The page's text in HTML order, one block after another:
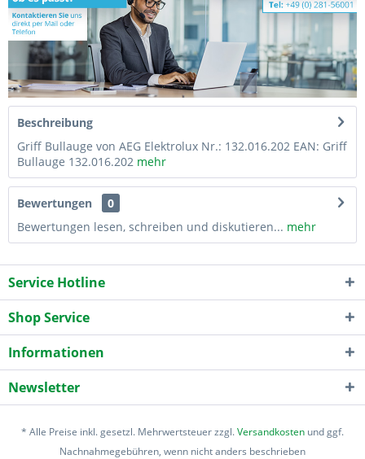
Beschreibung
Griff Bullauge von AEG Elektrolux Nr.: 132.016.202 EAN: Griff
Bullauge 132.016.202 mehr
Bewertungen
0
Bewertungen lesen, schreiben und diskutieren... mehr
Service Hotline
Shop Service
Informationen
Newsletter
* Alle Preise inkl. gesetzl. Mehrwertsteuer zzgl.Versandkosten und ggf.
Nachnahmegebühren, wenn nicht anders beschrieben